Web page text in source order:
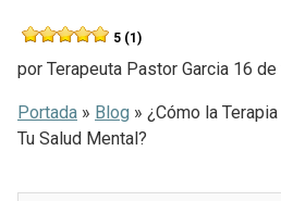
5 (1)
por Terapeuta Pastor Garcia 16
Portada » Blog » ¿Cómo la
Tu Salud Mental?